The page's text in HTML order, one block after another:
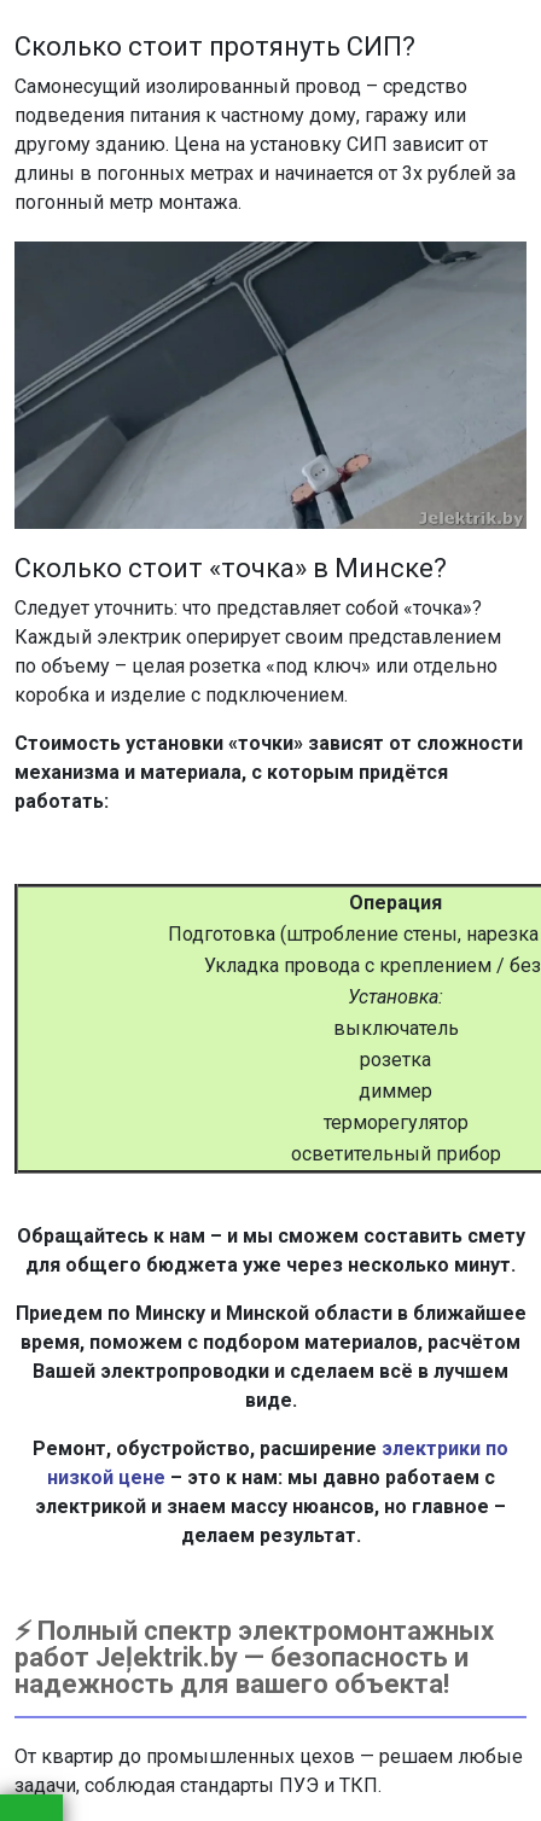
Сколько стоит протянуть СИП?
Самонесущий изолированный провод – средство
подведения питания к частному дому, гаражу или
другому зданию. Цена на установку СИП зависит от
длины в погонных метрах и начинается от 3х рублей за
погонный метр монтажа.
Сколько стоит «точка» в Минске?
Следует уточнить: что представляет собой «точка»?
Каждый электрик оперирует своим представлением
по объему – целая розетка «под ключ» или отдельно
коробка и изделие с подключением.
Стоимость установки «точки» зависят от сложности
механизма и материала, с которым придётся
работать:
Операция
Подготовка (штробление стены,
Укладка провода с креплением /
Установка:
выключатель
розетка
диммер
терморегулятор
осветительный прибор
Обращайтесь к нам – и мы сможем составить смету
для общего бюджета уже через несколько минут.
Приедем по Минску и Минской области в ближайшее
время, поможем с подбором материалов, расчётом
Вашей электропроводки и сделаем всё в лучшем
виде.
Ремонт, обустройство, расширение электрики по
низкой цене – это к нам: мы давно работаем с
электрикой и знаем массу нюансов, но главное –
делаем результат.
⚡ Полный спектр электромонтажных
работ Jeļektrik.by — безопасность и
надежность для вашего объекта!
От квартир до промышленных цехов — решаем любые
задачи, соблюдая стандарты ПУЭ и ТКП.